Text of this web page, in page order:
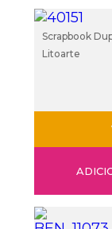
Scrapbook
Litoarte